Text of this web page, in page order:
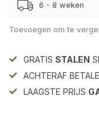
6 - 8 weken
Toevoegen om te
GRATIS STALEN
ACHTERAF
LAAGSTE PRIJS